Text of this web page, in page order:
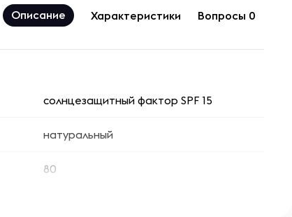
Описание Характеристики Вопросы 0
солнцезащитный фактор SPF 15
натуральный
80